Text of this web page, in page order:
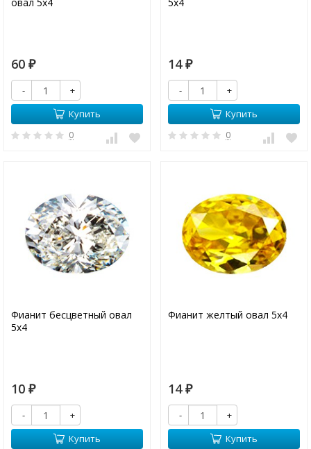
60 ₽
-
+
Купить
0
14 ₽
-
+
Купить
0
Фианит бесцветный овал
5х4
10 ₽
-
+
Купить
Фианит желтый овал 5х4
14 ₽
-
+
Купить